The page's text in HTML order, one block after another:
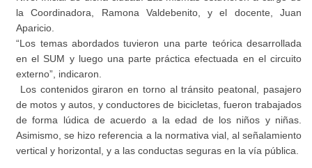
la Coordinadora, Ramona Valdebenito, y el docente, Juan
Aparicio.
“Los temas abordados tuvieron una parte teórica desarrollada
en el SUM y luego una parte práctica efectuada en el circuito
externo”, indicaron.
Los contenidos giraron en torno al tránsito peatonal, pasajero
de motos y autos, y conductores de bicicletas, fueron trabajados
de forma lúdica de acuerdo a la edad de los niños y niñas.
Asimismo, se hizo referencia a la normativa vial, al señalamiento
vertical y horizontal, y a las conductas seguras en la vía pública.